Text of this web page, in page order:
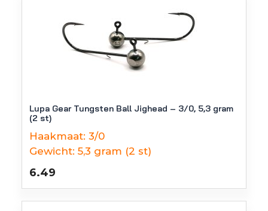
Lupa Gear Tungsten Ball Jighead – 3/0, 5,3 gram
(2 st)
Haakmaat: 3/0
Gewicht: 5,3 gram (2 st)
6.49